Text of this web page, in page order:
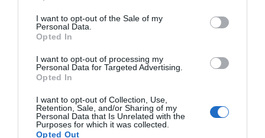
I want to opt-out of the Sale of my
Personal Data.
Opted In
I want to opt-out of processing my
Personal Data for Targeted Advertising.
Opted In
I want to opt-out of Collection, Use,
Retention, Sale, and/or Sharing of my
Personal Data that Is Unrelated with the
Purposes for which it was collected.
Opted Out
ΔΗΜΟΦΙΛΕΣΤΕΡΑ ΗΜΕΡΑΣ